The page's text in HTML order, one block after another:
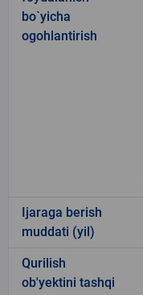
bo`yicha
ogohlantirish
Ijaraga berish
muddati (yil)
Qurilish
ob'yektini tashqi